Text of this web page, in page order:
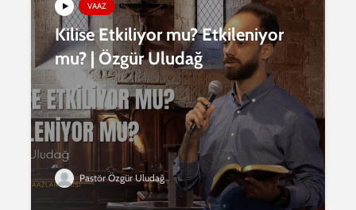
VAAZ
Kilise Etkiliyor mu? Etkileniyor
mu? | Özgür Uludağ
Pastör Özgür Uludağ